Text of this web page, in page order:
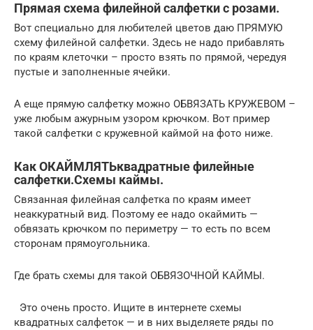
Прямая схема филейной салфетки с розами.
Вот специально для любителей цветов даю ПРЯМУЮ
схему филейной салфетки. Здесь не надо прибавлять
по краям клеточки – просто взять по прямой, чередуя
пустые и заполненные ячейки.
А еще прямую салфетку можно ОБВЯЗАТЬ КРУЖЕВОМ –
уже любым ажурным узором крючком. Вот пример
такой салфетки с кружевной каймой на фото ниже.
Как ОКАЙМЛЯТЬквадратные филейные
салфетки.Схемы каймы.
Связанная филейная салфетка по краям имеет
неаккуратный вид. Поэтому ее надо окаймить —
обвязать крючком по периметру — то есть по всем
сторонам прямоугольника.
Где брать схемы для такой ОБВЯЗОЧНОЙ КАЙМЫ.
Это очень просто. Ищите в интернете схемы
квадратных салфеток — и в них выделяете ряды по